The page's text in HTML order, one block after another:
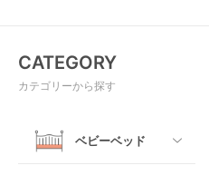
CATEGORY
カテゴリーから探す
ベビーベッド